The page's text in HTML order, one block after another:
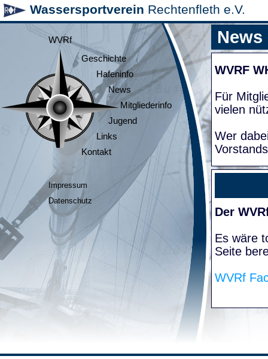
Wassersportverein Rechtenfleth e.V.
WVRf
Geschichte
Hafeninfo
News
Mitgliederinfo
Jugend
Links
Kontakt
Impressum
Datenschutz
News
WVRF
Für
vielen
Wer
Der
Es wäre
Seite
WVRf